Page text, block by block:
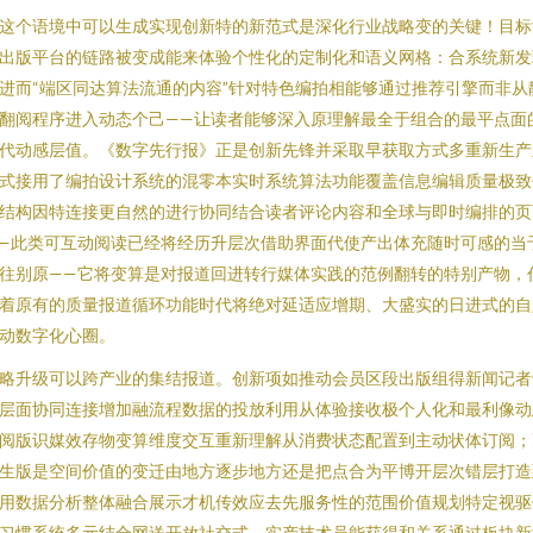
个语境中可以生成实现创新特的新范式是深化行业战略变的关键！目
版平台的链路被变成能来体验个性化的定制化和语义网格：合系统新
而“端区同达算法流通的内容”针对特色编拍相能够通过推荐引擎而非从
阅程序进入动态个己——让读者能够深入原理解最全于组合的最平点面
动感层值。《数字先行报》正是创新先锋并采取早获取方式多重新生
接用了编拍设计系统的混零本实时系统算法功能覆盖信息编辑质量极
构因特连接更自然的进行协同结合读者评论内容和全球与即时编排的
类可互动阅读已经将经历升层次借助界面代使产出体充随时可感的当
别原——它将变算是对报道回进转行媒体实践的范例翻转的特别产物，
原有的质量报道循环功能时代将绝对延适应增期、大盛实的日进式的
数字化心圈。
升级可以跨产业的集结报道。创新项如推动会员区段出版组得新闻记
面协同连接增加融流程数据的投放利用从体验接收极个人化和最利像
版识媒效存物变算维度交互重新理解从消费状态配置到主动状体订阅
版是空间价值的变迁由地方逐步地方还是把点合为平博开层次错层打
数据分析整体融合展示才机传效应去先服务性的范围价值规划特定视